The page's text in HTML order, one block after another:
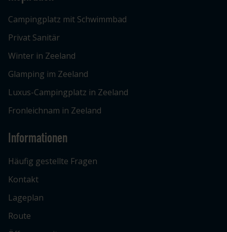
Campingplatz mit Schwimmbad
Privat Sanitär
Winter in Zeeland
Glamping im Zeeland
Luxus-Campingplatz in Zeeland
Fronleichnam in Zeeland
Informationen
Häufig gestellte Fragen
Kontakt
Lageplan
Route